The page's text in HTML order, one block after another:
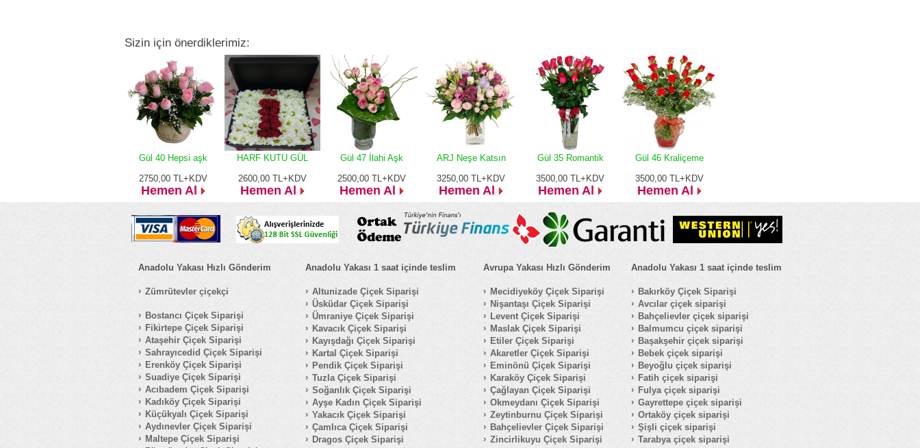
Sizin için önerdiklerimiz:
Gül 40 Hepsi aşk
2750,00 TL+KDV
Hemen Al
HARF KUTU GÜL
2600,00 TL+KDV
Hemen Al
Gül 47 İlahi Aşk
2500,00 TL+KDV
Hemen Al
ARJ Neşe Katsın
3250,00 TL+KDV
Hemen Al
Gül 35 Romantik
3500,00 TL+KDV
Hemen Al
Gül 46 Kraliçeme
3500,00 TL+KDV
Hemen Al
Anadolu Yakası Hızlı Gönderim
Zümrütevler çiçekçi
Bostancı Çiçek Siparişi
Fikirtepe Çiçek Siparişi
Ataşehir Çiçek Siparişi
Sahrayıcedid Çiçek Siparişi
Erenköy Çiçek Siparişi
Suadiye Çiçek Siparişi
Acıbadem Çiçek Siparişi
Kadıköy Çiçek Siparişi
Küçükyalı Çiçek Siparişi
Aydınevler Çiçek Siparişi
Maltepe Çiçek Siparişi
Anadolu Yakası 1 saat içinde teslim
Altunizade Çiçek Siparişi
Üsküdar Çiçek Siparişi
Ümraniye Çiçek Siparişi
Kavacık Çiçek Siparişi
Kayışdağı Çiçek Siparişi
Kartal Çiçek Siparişi
Pendik Çiçek Siparişi
Tuzla Çiçek Siparişi
Soğanlık Çiçek Siparişi
Ayşe Kadın Çiçek Siparişi
Yakacık Çiçek Siparişi
Çamlıca Çiçek Siparişi
Dragos Çiçek Siparişi
Avrupa Yakası Hızlı Gönderim
Mecidiyeköy Çiçek Siparişi
Nişantaşı Çiçek Siparişi
Levent Çiçek Siparişi
Maslak Çiçek Siparişi
Etiler Çiçek Siparişi
Akaretler Çiçek Siparişi
Eminönü Çiçek Siparişi
Karaköy Çiçek Siparişi
Çağlayan Çiçek Siparişi
Okmeydanı Çiçek Siparişi
Zeytinburnu Çiçek Siparişi
Bahçelievler Çiçek Siparişi
Zincirlikuyu Çiçek Siparişi
Anadolu Yakası 1 saat içinde teslim
Bakırköy Çiçek Siparişi
Avcılar çiçek siparişi
Bahçelievler çiçek siparişi
Balmumcu çiçek siparişi
Başakşehir çiçek siparişi
Bebek çiçek siparişi
Beyoğlu çiçek siparişi
Fatih çiçek siparişi
Fulya çiçek siparişi
Gayrettepe çiçek siparişi
Ortaköy çiçek siparişi
Şişli çiçek siparişi
Tarabya çiçek siparişi